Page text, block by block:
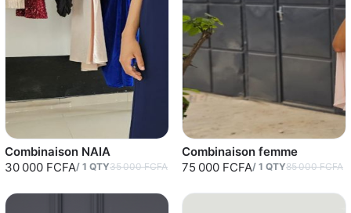
Combinaison NAIA
30 000 FCFA/ 1 QTY35 000 FCFA
Combinaison femme
75 000 FCFA/ 1 QTY85 000 FCFA